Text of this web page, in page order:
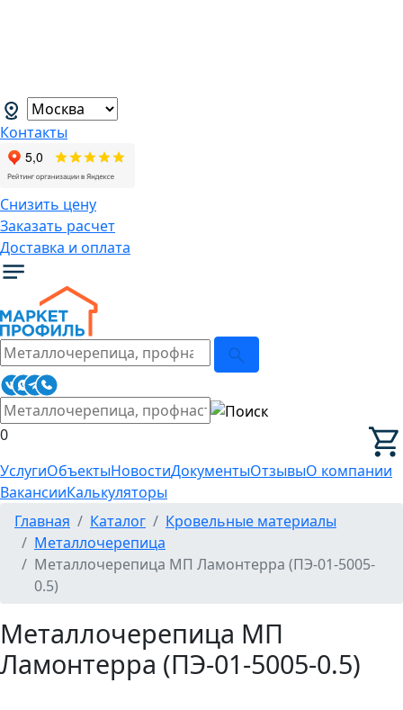
Контакты
Снизить цену
Заказать расчет
Доставка и оплата
0
УслугиОбъектыНовостиДокументыОтзывыО компании
ВакансииКалькуляторы
Главная
Каталог
Кровельные материалы
Металлочерепица
Металлочерепица МП Ламонтерра (ПЭ-01-5005-
0.5)
Металлочерепица МП
Ламонтерра (ПЭ-01-5005-0.5)